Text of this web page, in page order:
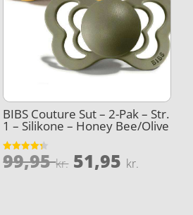
BIBS Couture Sut – 2-Pak – Str.
1 – Silikone – Honey Bee/Olive
Vurderet
4.3
99,95kr. Den
51,95 kr.